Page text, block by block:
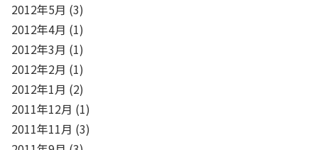
2012年5月 (3)
2012年4月 (1)
2012年3月 (1)
2012年2月 (1)
2012年1月 (2)
2011年12月 (1)
2011年11月 (3)